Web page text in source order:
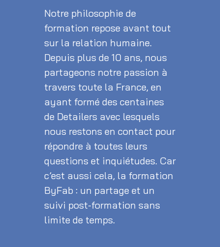
Notre philosophie de
formation repose avant tout
sur la relation humaine.
Depuis plus de 10 ans, nous
partageons notre passion à
travers toute la France, en
ayant formé des centaines
de Detailers avec lesquels
nous restons en contact pour
répondre à toutes leurs
questions et inquiétudes. Car
c’est aussi cela, la formation
ByFab : un partage et un
suivi post-formation sans
limite de temps.